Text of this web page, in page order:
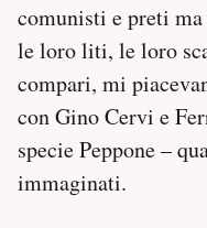
comunisti e preti
le loro liti, le loro
compari, mi
con Gino Cervi e
specie Peppone –
immaginati.